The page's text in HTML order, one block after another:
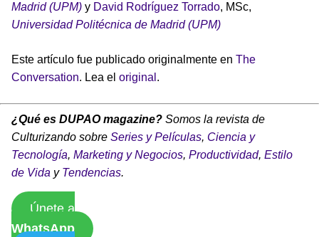
Madrid (UPM) y David Rodríguez Torrado, MSc,
Universidad Politécnica de Madrid (UPM)
Este artículo fue publicado originalmente en The
Conversation. Lea el original .
¿Qué es DUPAO magazine? Somos la revista de
Culturizando sobre Series y Películas, Ciencia y
Tecnología, Marketing y Negocios, Productividad, Estilo
de Vida y Tendencias.
Únete a
WhatsApp